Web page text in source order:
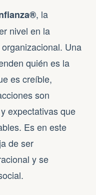
, la
nivel en la
Una
quién es la
es creíble,
son
expectativas que
Es en este
de ser
y se